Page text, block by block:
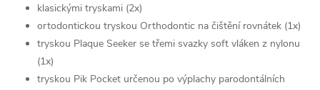
klasickými tryskami (2x)
ortodontickou tryskou Orthodontic na čištění rovnátek (1x)
tryskou Plaque Seeker se třemi svazky soft vláken z nylonu
(1x)
tryskou Pik Pocket určenou po výplachy parodontálních